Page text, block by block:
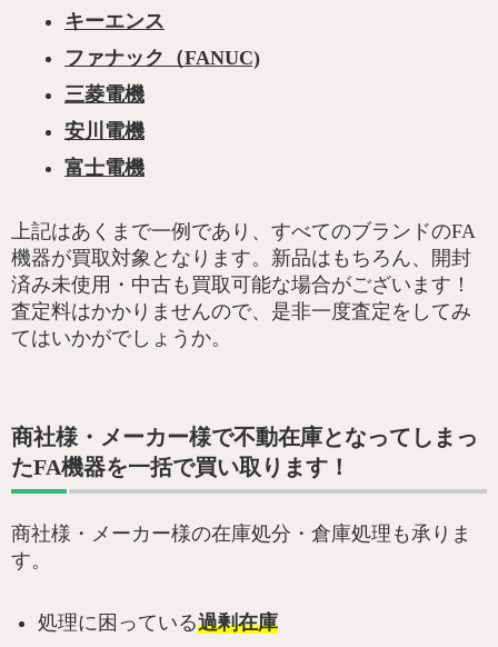
キーエンス
ファナック（FANUC)
三菱電機
安川電機
富士電機
上記はあくまで一例であり、すべてのブランドのFA
機器が買取対象となります。新品はもちろん、開封
済み未使用・中古も買取可能な場合がございます！
査定料はかかりませんので、是非一度査定をしてみ
てはいかがでしょうか。
商社様・メーカー様で不動在庫となってしまっ
たFA機器を一括で買い取ります！
商社様・メーカー様の在庫処分・倉庫処理も承りま
す。
処理に困っている過剰在庫